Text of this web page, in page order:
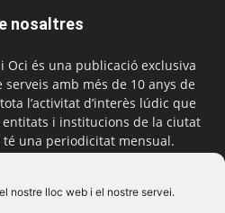
nostre lloc web i el nostre servei.
nosaltres
Oci és una publicació exclusiva
amb més de 10 anys de
l’activitat d’interès lúdic que
i institucions de la ciutat
té una periodicitat mensual.